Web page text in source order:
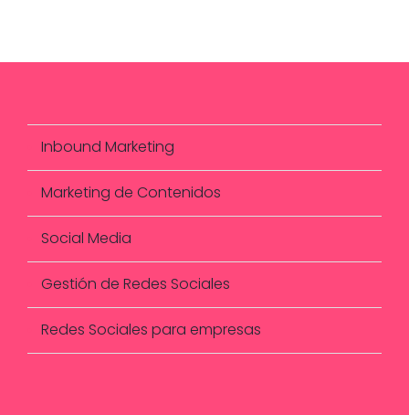
Inbound Marketing
Marketing de Contenidos
Social Media
Gestión de Redes Sociales
Redes Sociales para empresas